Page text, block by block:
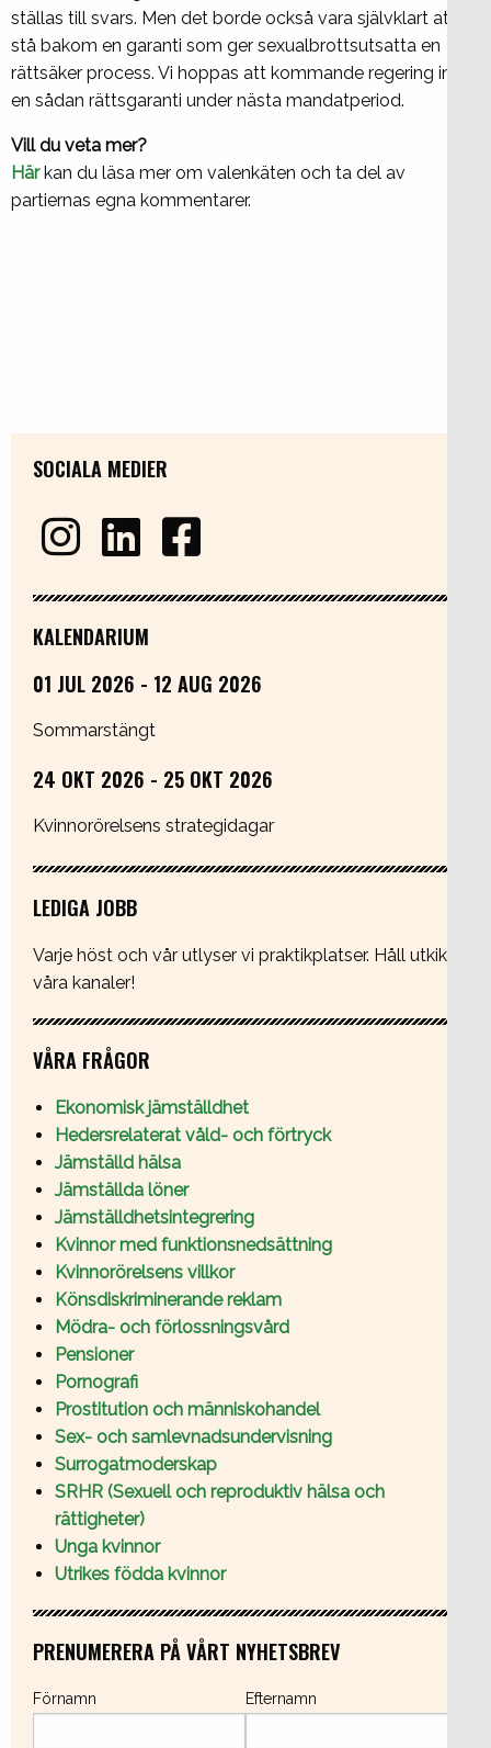
ställas till svars. Men det borde också vara självklart att
stå bakom en garanti som ger sexualbrottsutsatta en
rättsäker process. Vi hoppas att kommande regering inför
en sådan rättsgaranti under nästa mandatperiod.
Vill du veta mer?
Härkan du läsa mer om valenkäten och ta del av
partiernas egna kommentarer.
SOCIALA MEDIER
KALENDARIUM
01 JUL 2026 - 12 AUG 2026
Sommarstängt
24 OKT 2026 - 25 OKT 2026
Kvinnorörelsens strategidagar
LEDIGA JOBB
Varje höst och vår utlyser vi praktikplatser. Håll utkik i
våra kanaler!
VÅRA FRÅGOR
Ekonomisk jämställdhet
Hedersrelaterat våld- och förtryck
Jämställd hälsa
Jämställda löner
Jämställdhetsintegrering
Kvinnor med funktionsnedsättning
Kvinnorörelsens villkor
Könsdiskriminerande reklam
Mödra- och förlossningsvård
Pensioner
Pornografi
Prostitution och människohandel
Sex- och samlevnadsundervisning
Surrogatmoderskap
SRHR (Sexuell och reproduktiv hälsa och
rättigheter)
Unga kvinnor
Utrikes födda kvinnor
PRENUMERERA PÅ VÅRT NYHETSBREV
Förnamn Efternamn